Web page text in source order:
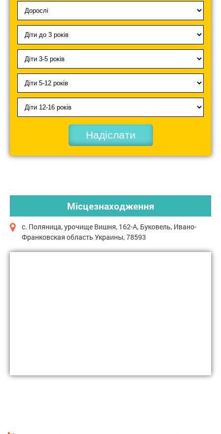
Місцезнаходження
с. Поляница, урочище Вишня, 162-А, Буковель, Ивано-
Франковская область Украины, 78593
Надіслати